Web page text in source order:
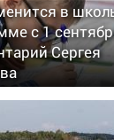
в
с 1
Сергея